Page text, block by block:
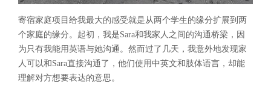
寄宿家庭项目给我最大的感受就是从两个学生的缘分扩展到两
个家庭的缘分。起初，我是Sara和我家人之间的沟通桥梁，因
为只有我能用英语与她沟通。然而过了几天，我意外地发现家
人可以和Sara直接沟通了，他们使用中英文和肢体语言，却能
理解对方想要表达的意思。